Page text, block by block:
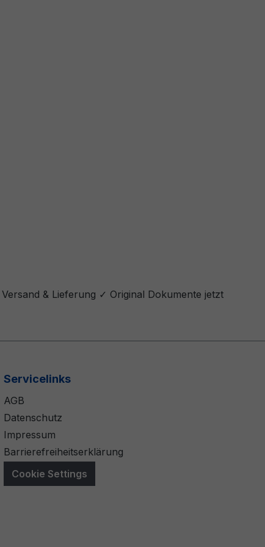
& Lieferung ✓ Original Dokumente jetzt
Servicelinks
AGB
Datenschutz
Impressum
Barrierefreiheitserklärung
Cookie Settings